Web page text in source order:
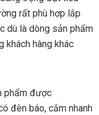
rất phù hợp lắp
dù là dòng sản phẩm
khách hàng khác
phẩm được
đèn báo, cắm nhanh